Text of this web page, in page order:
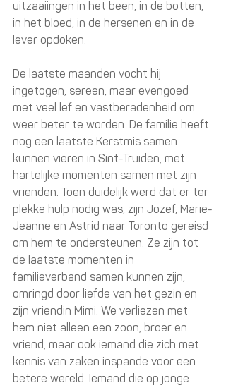
uitzaaiingen in het been, in de botten,
in het bloed, in de hersenen en in de
lever opdoken.
De laatste maanden vocht hij
ingetogen, sereen, maar evengoed
met veel lef en vastberadenheid om
weer beter te worden. De familie heeft
nog een laatste Kerstmis samen
kunnen vieren in Sint-Truiden, met
hartelijke momenten samen met zijn
vrienden. Toen duidelijk werd dat er ter
plekke hulp nodig was, zijn Jozef, Marie-
Jeanne en Astrid naar Toronto gereisd
om hem te ondersteunen. Ze zijn tot
de laatste momenten in
familieverband samen kunnen zijn,
omringd door liefde van het gezin en
zijn vriendin Mimi. We verliezen met
hem niet alleen een zoon, broer en
vriend, maar ook iemand die zich met
kennis van zaken inspande voor een
betere wereld. Iemand die op jonge